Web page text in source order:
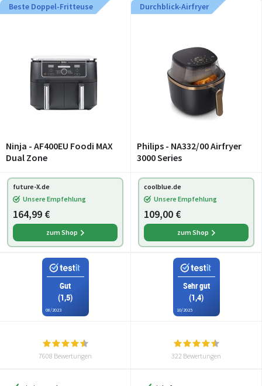
Beste Doppel-Fritteuse
Ninja - AF400EU Foodi MAX
Dual Zone
Durchblick-Airfryer
Philips - NA332/00 Airfryer
3000 Series
future-X.de
Unsere Empfehlung
164,99 €
zum Shop
coolblue.de
Unsere Empfehlung
109,00 €
zum Shop
Gut
(1,5)
08/2023
Sehr gut
(1,4)
10/2025
7608 Bewertungen 322 Bewertungen